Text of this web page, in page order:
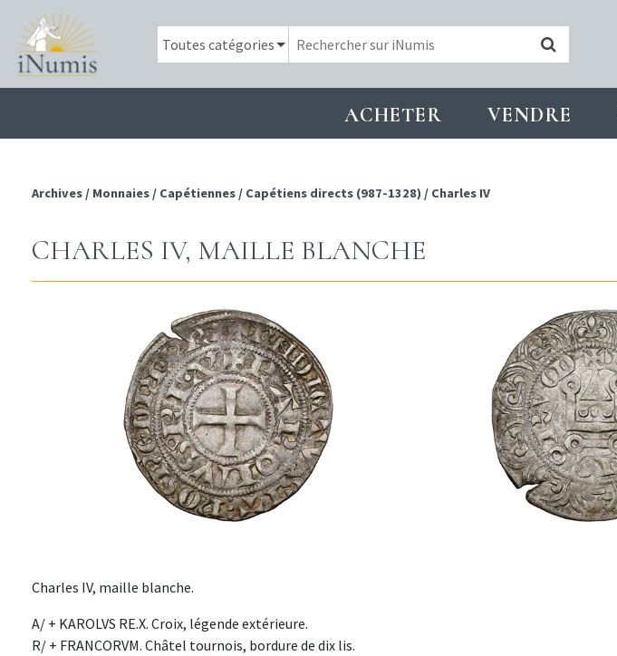
ACHETER VENDRE
Archives / Monnaies / Capétiennes / Capétiens directs (987-1328) / Charles IV
CHARLES IV, MAILLE BLANCHE
Charles IV, maille blanche.
A/ + KAROLVS RE.X. Croix, légende extérieure.
R/ + FRANCORVM. Châtel tournois, bordure de dix lis.